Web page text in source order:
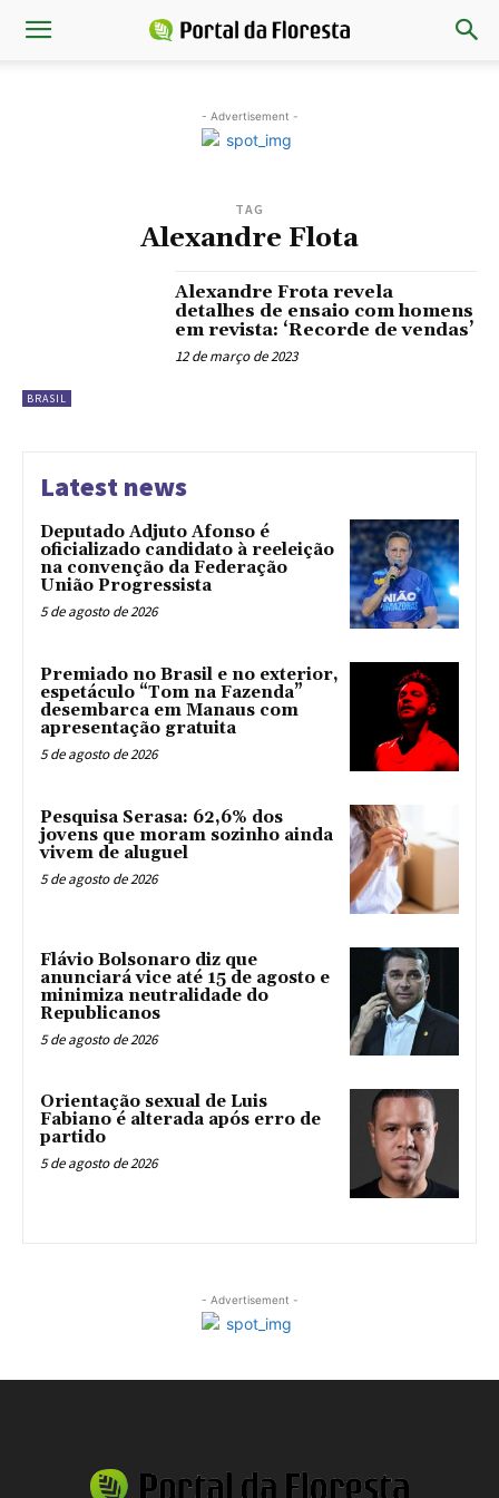
- Advertisement -
TAG
Alexandre Flota
BRASIL
Alexandre Frota revela
detalhes de ensaio com homens
em revista: ‘Recorde de vendas’
12 de março de 2023
Latest news
Deputado Adjuto Afonso é
oficializado candidato à reeleição
na convenção da Federação
União Progressista
5 de agosto de 2026
Premiado no Brasil e no exterior,
espetáculo “Tom na Fazenda”
desembarca em Manaus com
apresentação gratuita
5 de agosto de 2026
Pesquisa Serasa: 62,6% dos
jovens que moram sozinho ainda
vivem de aluguel
5 de agosto de 2026
Flávio Bolsonaro diz que
anunciará vice até 15 de agosto e
minimiza neutralidade do
Republicanos
5 de agosto de 2026
Orientação sexual de Luis
Fabiano é alterada após erro de
partido
5 de agosto de 2026
- Advertisement -